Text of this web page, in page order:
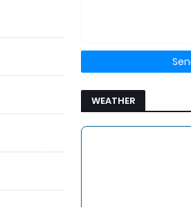
WEATHER